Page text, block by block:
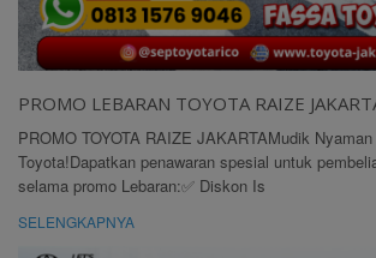
PROMO LEBARAN TOYOTA RAIZE
PROMO TOYOTA RAIZE JAKARTAMudik
Toyota!Dapatkan penawaran spesial untuk
selama promo Lebaran:✅ Diskon Is
SELENGKAPNYA